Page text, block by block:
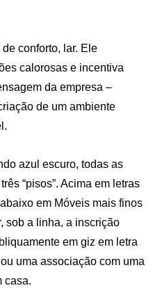
conforto, lar. Ele
calorosas e incentiva
da empresa –
de um ambiente
azul escuro, todas as
“pisos”. Acima em letras
em Móveis mais finos
sob a linha, a inscrição
em giz em letra
uma associação com uma
casa.